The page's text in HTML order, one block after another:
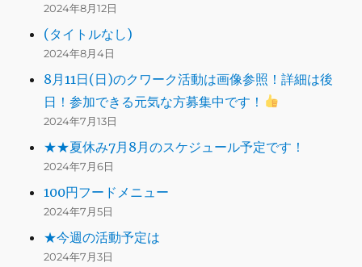
2024年8月12日
(タイトルなし)
2024年8月4日
8月11日(日)のクワーク活動は画像参照！詳細は後
日！参加できる元気な方募集中です！
2024年7月13日
★★夏休み7月8月のスケジュール予定です！
2024年7月6日
100円フードメニュー
2024年7月5日
★今週の活動予定は
2024年7月3日